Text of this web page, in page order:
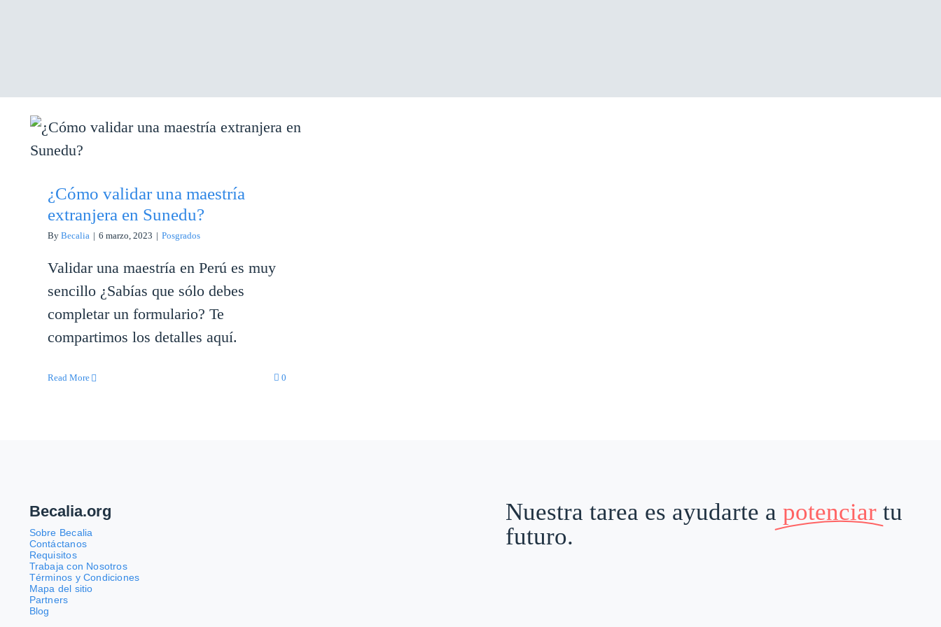
¿Cómo validar una maestría
¿Cómo validar una maestría
extranjera en Sunedu?
By Becalia | 6 marzo, 2023 | Posgrados
Validar una maestría en Perú es muy
sencillo ¿Sabías que sólo debes
completar un formulario? Te
compartimos los detalles aquí.
Read More 0
Becalia.org
Sobre Becalia
Contáctanos
Requisitos
Trabaja con Nosotros
Términos y Condiciones
Mapa del sitio
Partners
Blog
Nuestra tarea es ayudarte a potenciar tu
futuro.